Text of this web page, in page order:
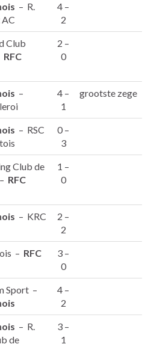
– R.
4 –
2
Club
RFC
2 –
0
–
4 –
1
grootste zege
– RSC
0 –
3
Club de
RFC
1 –
0
– KRC
2 –
2
– RFC
3 –
0
Sport –
4 –
2
– R.
de
3 –
1